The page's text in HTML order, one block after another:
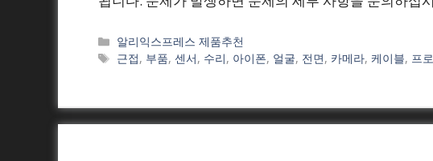
Categories
알리익스프레스 제품추천
Tags
근접, 부품,센서, 수리, 아이폰, 얼굴, 전면, 카메라,케이블, 프로